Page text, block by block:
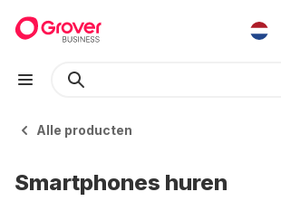
Alle producten
Smartphones huren